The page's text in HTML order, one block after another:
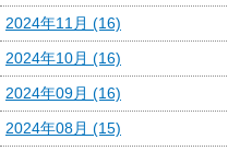
2024年11月 (16)
2024年10月 (16)
2024年09月 (16)
2024年08月 (15)